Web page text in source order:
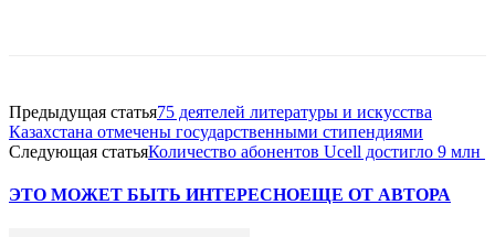
Предыдущая статья75 деятелей литературы и искусства
Казахстана отмечены государственными стипендиями
Следующая статьяКоличество абонентов Ucell достигло 9 млн
ЭТО МОЖЕТ БЫТЬ ИНТЕРЕСНОЕЩЕ ОТ АВТОРА